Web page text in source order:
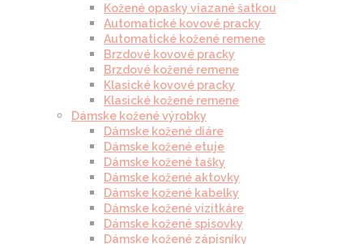
Kožené opasky viazané šatkou
Automatické kovové pracky
Automatické kožené remene
Brzdové kovové pracky
Brzdové kožené remene
Klasické kovové pracky
Klasické kožené remene
Dámske kožené výrobky
Dámske kožené diáre
Dámske kožené etuje
Dámske kožené tašky
Dámske kožené aktovky
Dámske kožené kabelky
Dámske kožené vizitkáre
Dámske kožené spisovky
Dámske kožené zápisníky